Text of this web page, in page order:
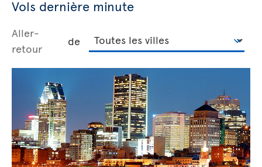
Vols dernière minute
Aller-
retour
de